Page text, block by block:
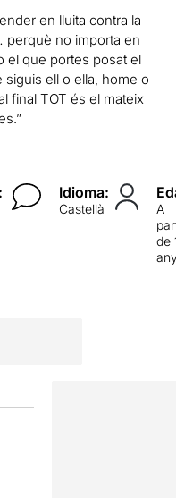
en lluita contra la
perquè no importa en
el que portes posat el
ell o ella, home o
final TOT és el mateix
Idioma:
Castellà
A
de